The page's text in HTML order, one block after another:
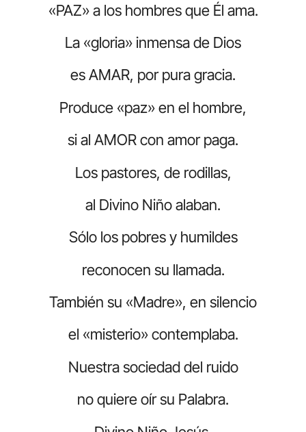
«PAZ» a los hombres que Él ama.
La «gloria» inmensa de Dios
es AMAR, por pura gracia.
Produce «paz» en el hombre,
si al AMOR con amor paga.
Los pastores, de rodillas,
al Divino Niño alaban.
Sólo los pobres y humildes
reconocen su llamada.
También su «Madre», en silencio
el «misterio» contemplaba.
Nuestra sociedad del ruido
no quiere oír su Palabra.